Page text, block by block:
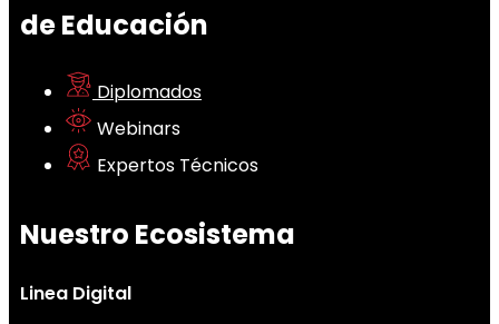
de Educación
Diplomados
Webinars
Expertos Técnicos
Nuestro Ecosistema
Linea Digital